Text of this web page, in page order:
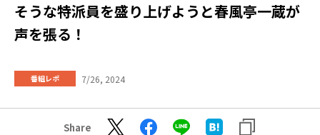
そうな特派員を盛り上げようと春風亭一蔵が
声を張る！
番組レポ 7/26, 2024
Share